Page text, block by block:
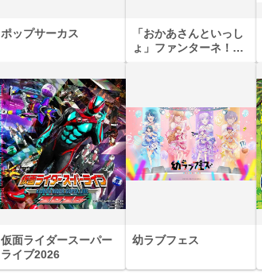
ポップサーカス
「おかあさんといっし
ょ」ファンターネ！と
仮面ライダースーパー
ライブ2026
幼ラブフェス